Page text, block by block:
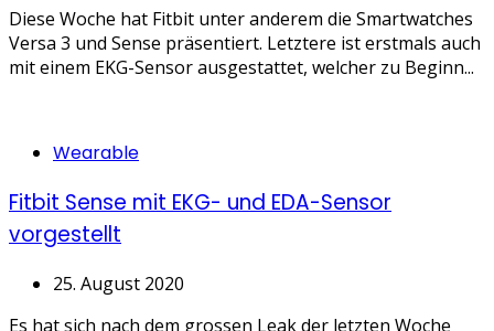
Diese Woche hat Fitbit unter anderem die Smartwatches
Versa 3 und Sense präsentiert. Letztere ist erstmals auch
mit einem EKG-Sensor ausgestattet, welcher zu Beginn...
Categories
Wearable
Fitbit Sense mit EKG- und EDA-Sensor
vorgestellt
25. August 2020
Es hat sich nach dem grossen Leak der letzten Woche